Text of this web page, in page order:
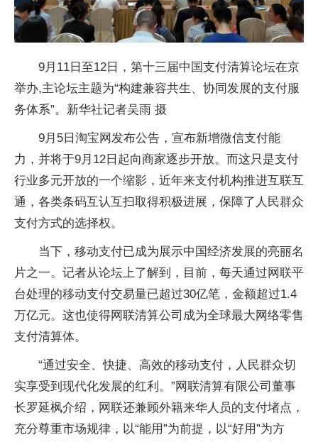
9月11日至12日，第十三届中国支付清算论坛在京
举办,主论坛主题为“构建兼容共生、协同发展的支付服
务体系”。新华社记者吴雨 摄
9月5日淘宝网发布公告，宣布新增微信支付能
力，并将于9月12日起向商家逐步开放。而这只是支付
行业多元开放的一个缩影，近年来支付机构推进互联互
通，各类条码互认互扫取得积极进展，保障了人民群众
支付方式的选择权。
当下，移动支付已成为展示中国经济发展的亮丽名
片之一。记者从论坛上了解到，目前，每天通过网联平
台处理的移动支付交易量已超过30亿笔，金额超过1.4
万亿元。这也使得网联清算公司成为全球最大网络零售
支付清算体。
“通过安全、快捷、高效的移动支付，人民群众切
实享受到现代化发展的红利。”网联清算有限公司董事
长罗延枫介绍，网联还兼顾外籍来华人员的支付堵点，
充分尊重市场规律，以“能用”为前提，以“好用”为方